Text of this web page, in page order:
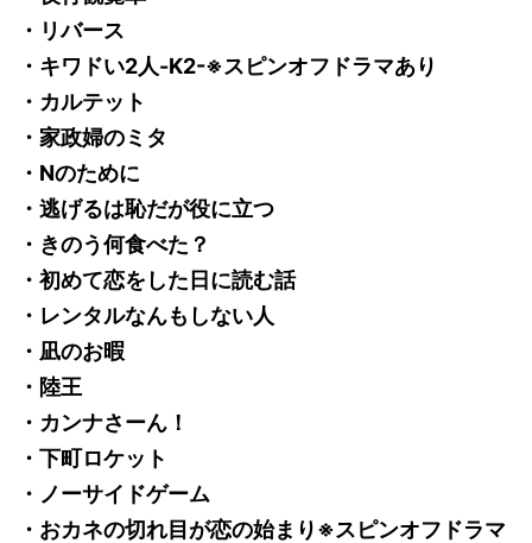
・リバース
・キワドい2人-K2-※スピンオフドラマあり
・カルテット
・家政婦のミタ
・Nのために
・逃げるは恥だが役に立つ
・きのう何食べた？
・初めて恋をした日に読む話
・レンタルなんもしない人
・凪のお暇
・陸王
・カンナさーん！
・下町ロケット
・ノーサイドゲーム
・おカネの切れ目が恋の始まり※スピンオフドラマ